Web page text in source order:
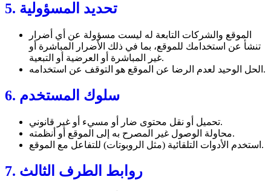
5. تحديد المسؤولية
الموقع والشركات التابعة له ليست مسؤولة عن أي أضرار
تنشأ عن استخدامك للموقع، بما في ذلك الأضرار المباشرة أو
غير المباشرة أو العرضية أو التبعية.
الحل الوحيد لعدم الرضا عن الموقع هو التوقف عن استخدامه.
6. سلوك المستخدم
تحميل أو نقل محتوى ضار أو مسيء أو غير قانوني.
محاولة الوصول غير المصرح به إلى الموقع أو أنظمته.
استخدم الأدوات التلقائية (مثل الروبوتات) للتفاعل مع الموقع.
7. روابط الطرف الثالث